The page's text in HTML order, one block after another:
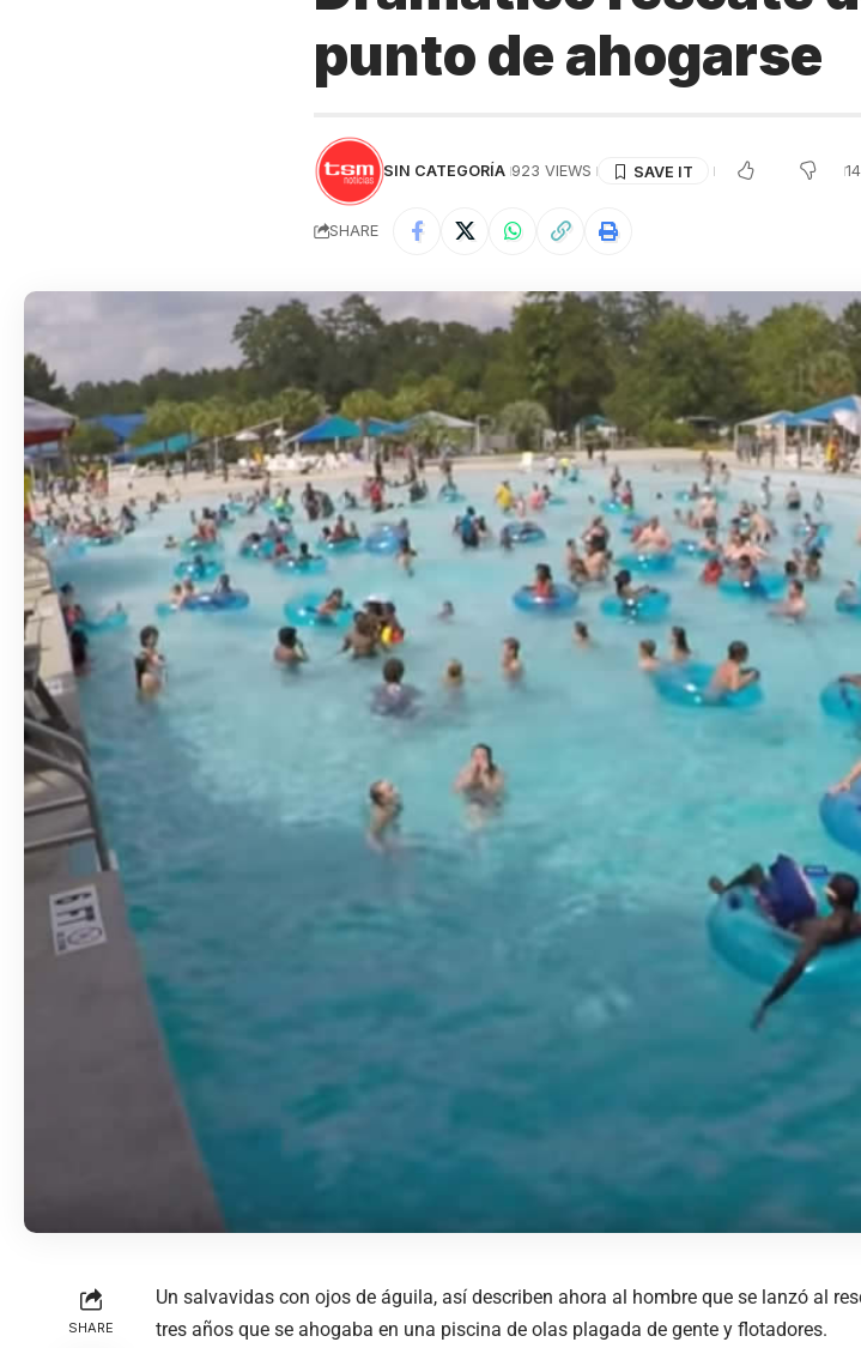
punto de ahogarse
SIN CATEGORÍA 923 VIEWS
SHARE
SHARE
Un salvavidas con ojos de águila, así describen ahora al hombre que se lanzó al
tres años que se ahogaba en una piscina de olas plagada de gente y flotadores.